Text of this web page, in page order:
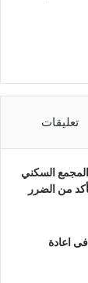
تعليقات
السكني
من الضرر
اعادة